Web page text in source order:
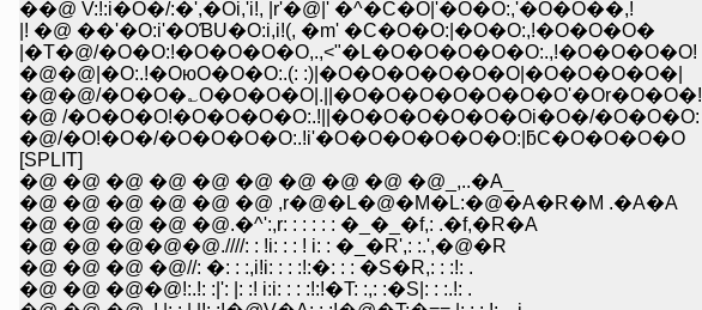
��@ V:!:i�O�/:�',�Oi,'i!, |r'�@|' �^�C�O|'�O�O:,'�O�O��,!
|! �@ ��'�O:i'�OƁU�O:i,i!(, �m' �C�O�O:|�O�O:,!�O�O�O�
|�T�@/�O�O:!�O�O�O�O,.,<"�L�O�O�O�O�O:.,!�O�O�O�O!
�@�@|�O:.!�OюO�O�O:.(: :)|�O�O�O�O�O�O|�O�O�O�O�|
�@�@/�O�O�؎O�O�O�O|.||�O�O�O�O�O�O�O'�Or�O�O�!
�@ /�O�O�O!�O�O�O�O:.!||�O�O�O�O�O�Oi�O�/�O�O�O:
�@/�O!�O�/�O�O�O�O:.!i'�O�O�O�O�O�O:|ƃC�O�O�O�O
[SPLIT]
�@ �@ �@ �@ �@ �@ �@ �@ �@ �@_,..�A_
�@ �@ �@ �@ �@ �@ ,r�@�L�@�M�L:�@�A�R�M .�A�A
�@ �@ �@ �@ �@.�^':,r: : : : : : �_�_�f,: .�f,�R�A
�@ �@ �@�@�@.////: : !i: : : ! i: : �_�R',: :.',�@�R
�@ �@ �@ �@//: �: : :,i!i: : : :!:�: : : �S�R,: : :!: .
�@ �@ �@�@!:.!: :|': |: :! i:i: : : :!:!�T: :,: :�S|: : :.!: .